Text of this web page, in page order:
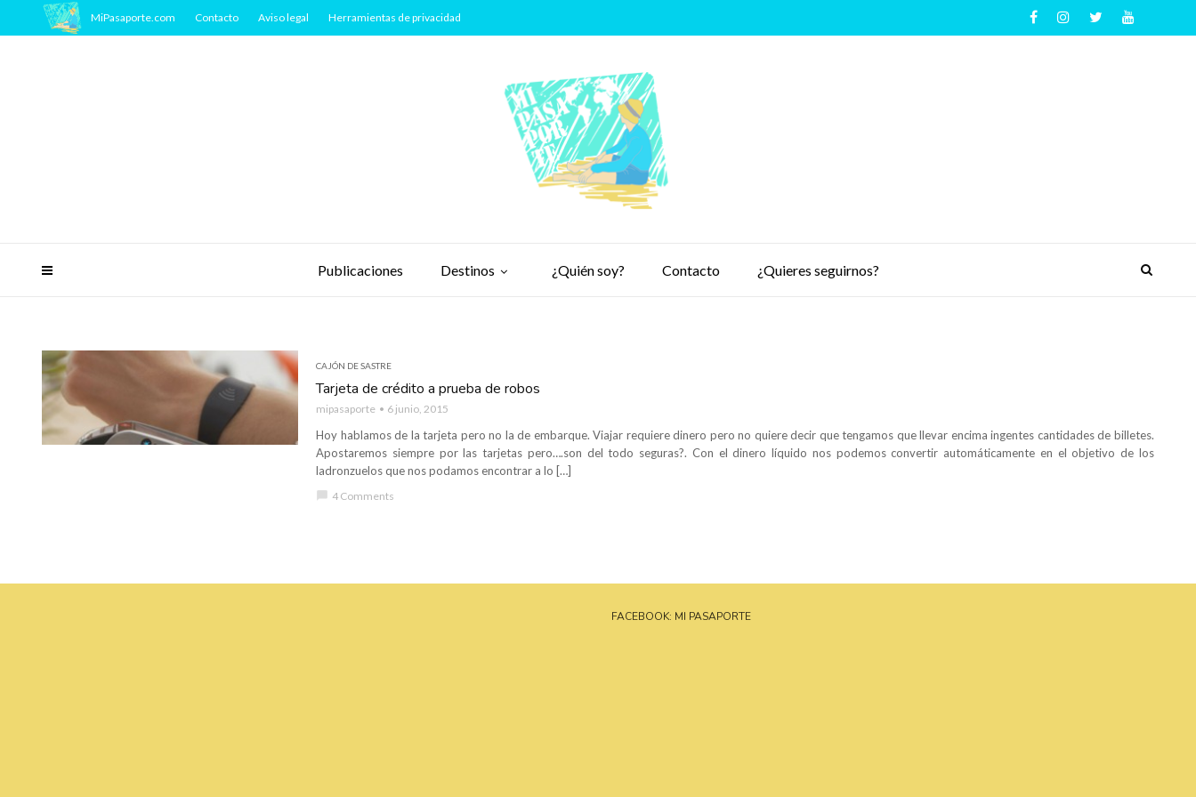
Publicaciones Destinos ¿Quién soy? Contacto ¿Quieres seguirnos?
MiPasaporte.com Contacto Aviso legal Herramientas de privacidad
CAJÓN DE SASTRE
Tarjeta de crédito a prueba de robos
mipasaporte 6 junio, 2015
Hoy hablamos de la tarjeta pero no la de embarque. Viajar requiere dinero pero no quiere decir que tengamos que llevar encima ingentes cantidades de billetes.
Apostaremos siempre por las tarjetas pero….son del todo seguras?. Con el dinero líquido nos podemos convertir automáticamente en el objetivo de los
ladronzuelos que nos podamos encontrar a lo […]
chat_bubble 4 Comments
FACEBOOK: MI PASAPORTE